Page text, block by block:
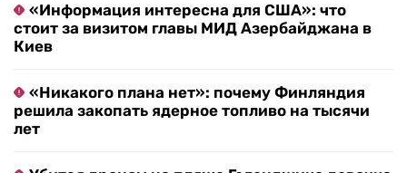
«Информация интересна для США»: что
стоит за визитом главы МИД Азербайджана в
Киев
«Никакого плана нет»: почему Финляндия
решила закопать ядерное топливо на тысячи
лет